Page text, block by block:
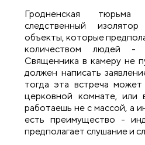
Гродненская тюрьма
следственный
объекты, которые
количеством людей -
Священника в камеру не
должен написать
тогда эта встреча
церковной комнате, или
работаешь не с массой, а
есть преимущество -
предполагает слушание и